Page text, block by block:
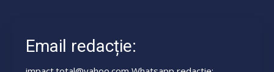
Email redacție: